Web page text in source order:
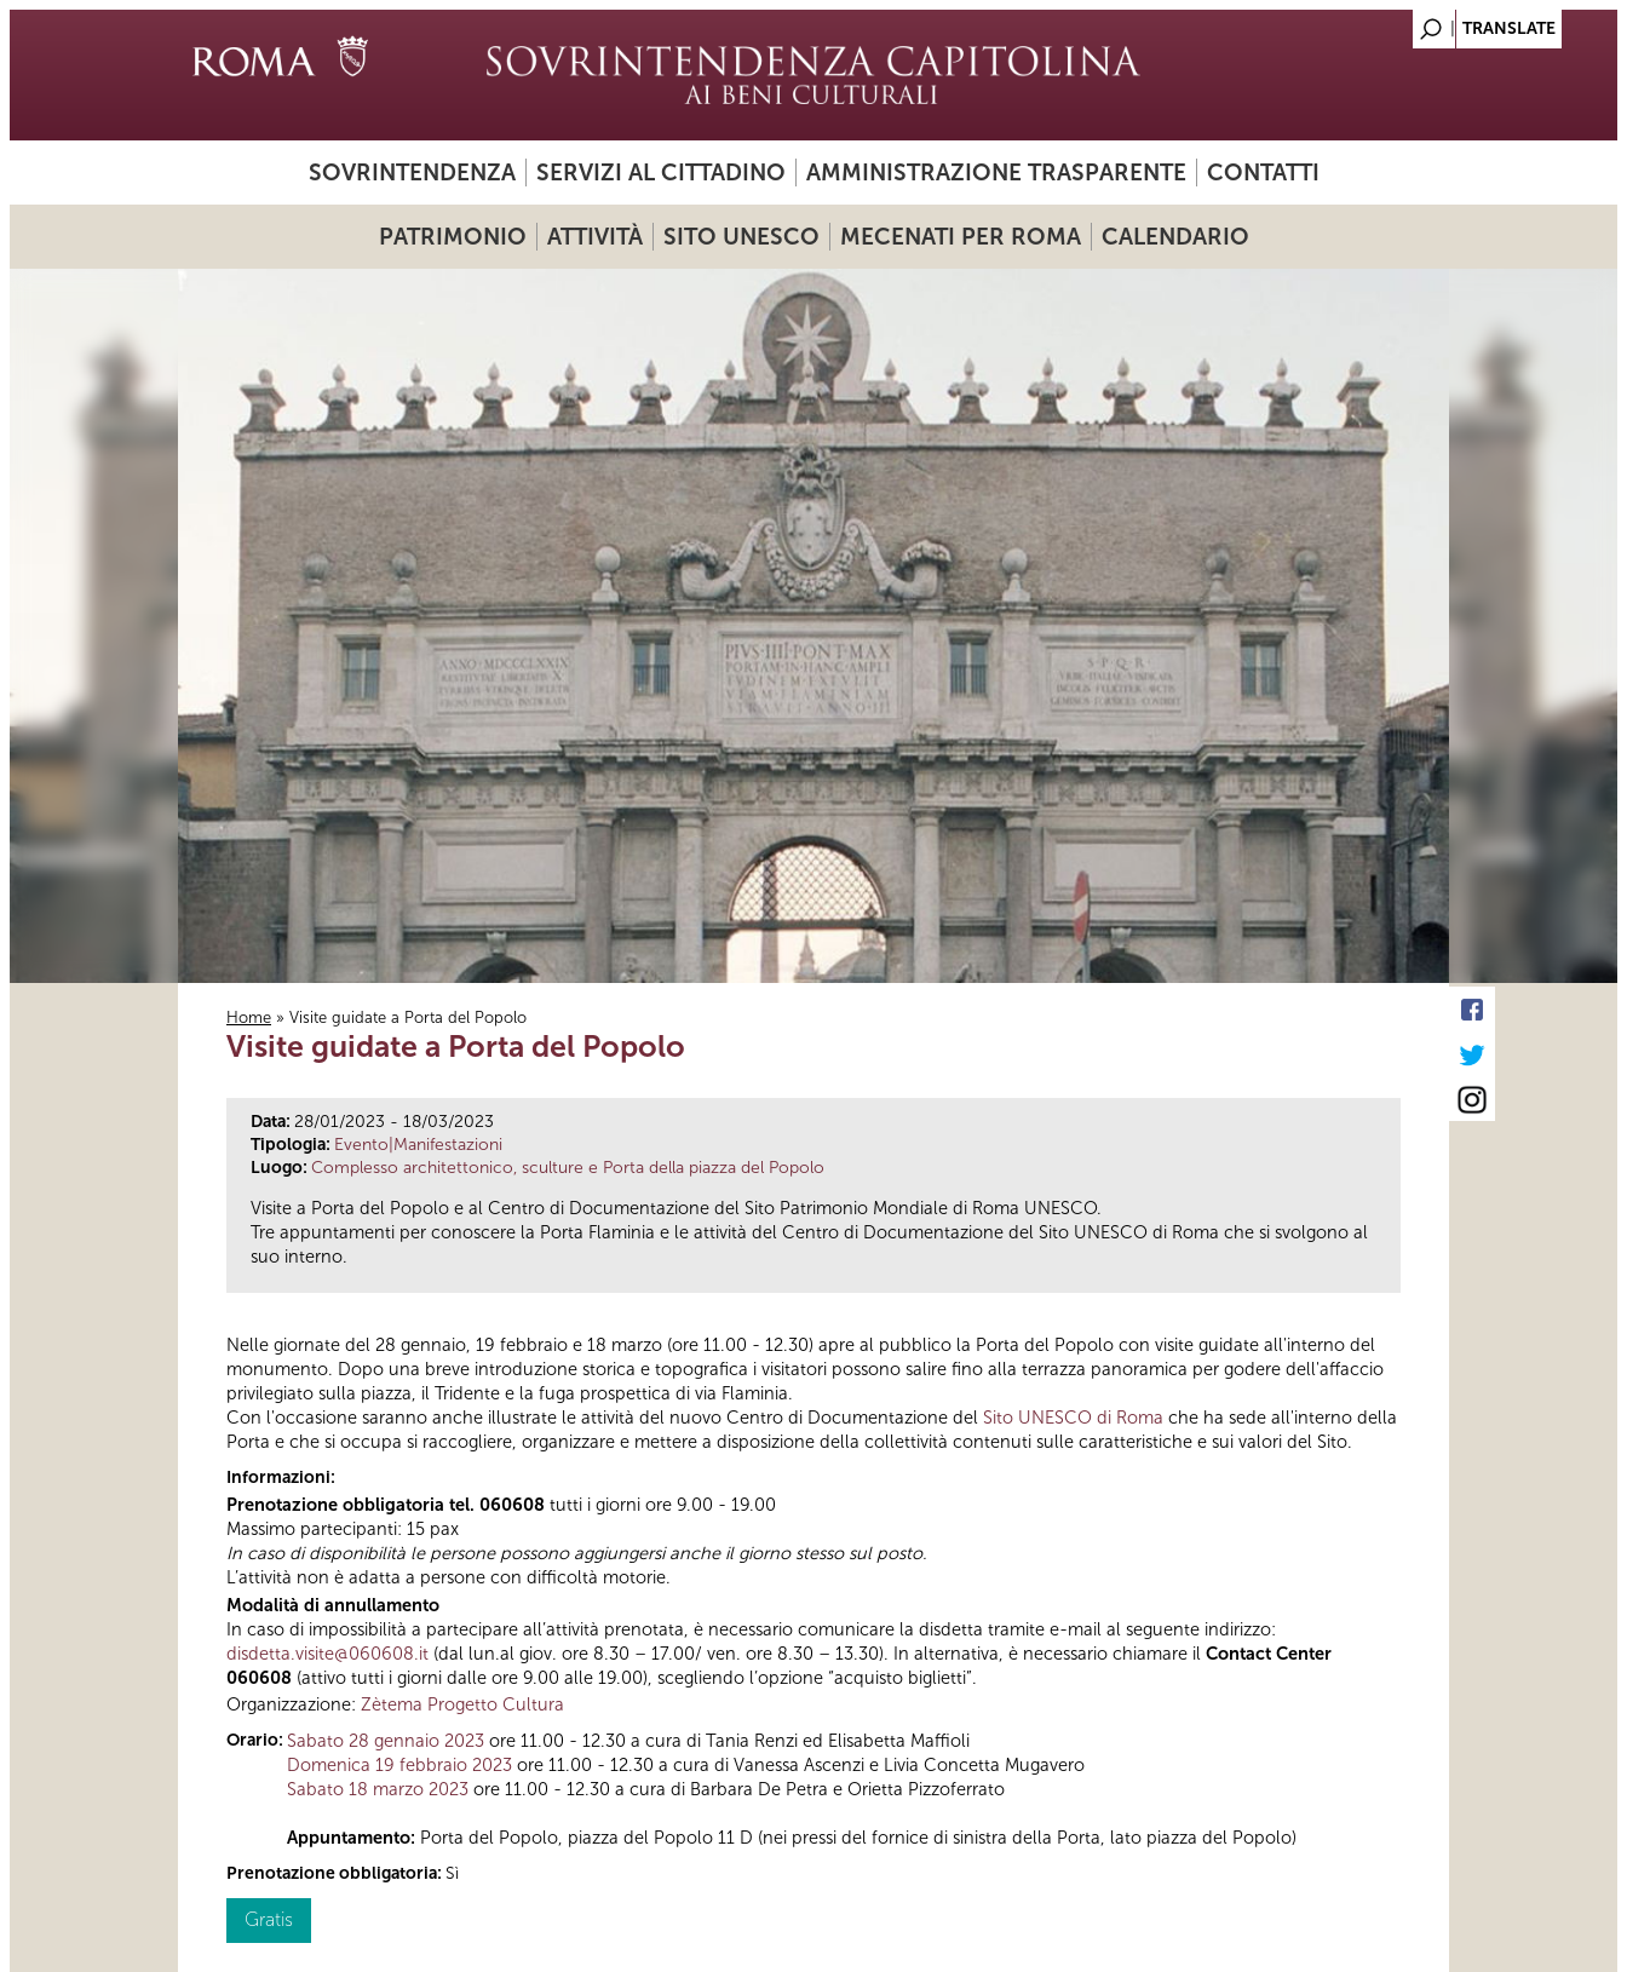
SOVRINTENDENZA SERVIZI AL CITTADINO AMMINISTRAZIONE TRASPARENTE CONTATTI
PATRIMONIO ATTIVITÀ SITO UNESCO MECENATI PER ROMA CALENDARIO
Tu sei qui
Home » Visite guidate a Porta del Popolo
Visite guidate a Porta del Popolo
Data: 28/01/2023 - 18/03/2023
Tipologia: Evento|Manifestazioni
Luogo: Complesso architettonico, sculture e Porta della piazza del Popolo
Visite a Porta del Popolo e al Centro di Documentazione del Sito Patrimonio Mondiale di Roma UNESCO.
Tre appuntamenti per conoscere la Porta Flaminia e le attività del Centro di Documentazione del Sito UNESCO di Roma che si svolgono al
suo interno.
Nelle giornate del 28 gennaio, 19 febbraio e 18 marzo (ore 11.00 - 12.30) apre al pubblico la Porta del Popolo con visite guidate all'interno del
monumento. Dopo una breve introduzione storica e topografica i visitatori possono salire fino alla terrazza panoramica per godere dell'affaccio
privilegiato sulla piazza, il Tridente e la fuga prospettica di via Flaminia.
Con l'occasione saranno anche illustrate le attività del nuovo Centro di Documentazione del Sito UNESCO di Roma che ha sede all'interno della
Porta e che si occupa si raccogliere, organizzare e mettere a disposizione della collettività contenuti sulle caratteristiche e sui valori del Sito.
Informazioni:
Prenotazione obbligatoria tel. 060608 tutti i giorni ore 9.00 - 19.00
Massimo partecipanti: 15 pax
In caso di disponibilità le persone possono aggiungersi anche il giorno stesso sul posto.
L’attività non è adatta a persone con difficoltà motorie.
Modalità di annullamento
In caso di impossibilità a partecipare all’attività prenotata, è necessario comunicare la disdetta tramite e-mail al seguente indirizzo:
disdetta.visite@060608.it (dal lun.al giov. ore 8.30 – 17.00/ ven. ore 8.30 – 13.30). In alternativa, è necessario chiamare il Contact Center
060608 (attivo tutti i giorni dalle ore 9.00 alle 19.00), scegliendo l’opzione “acquisto biglietti”.
Organizzazione: Zètema Progetto Cultura
Orario: Sabato 28 gennaio 2023 ore 11.00 - 12.30 a cura di Tania Renzi ed Elisabetta Maffioli
Domenica 19 febbraio 2023 ore 11.00 - 12.30 a cura di Vanessa Ascenzi e Livia Concetta Mugavero
Sabato 18 marzo 2023 ore 11.00 - 12.30 a cura di Barbara De Petra e Orietta Pizzoferrato
Appuntamento: Porta del Popolo, piazza del Popolo 11 D (nei pressi del fornice di sinistra della Porta, lato piazza del Popolo)
Prenotazione obbligatoria: Sì
Gratis